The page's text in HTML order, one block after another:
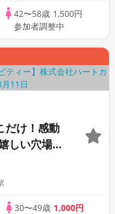
42〜58歳 1,500円
参加者調整中
だけ！感動
しい穴場の
1トーク♡
30〜49歳 1,000円